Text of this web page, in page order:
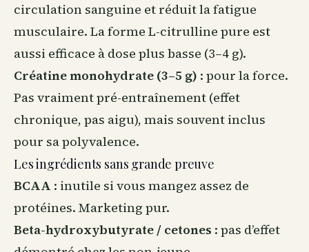
circulation sanguine et réduit la fatigue
musculaire. La forme L-citrulline pure est
aussi efficace à dose plus basse (3–4 g).
Créatine monohydrate (3–5 g) : pour la force.
Pas vraiment pré-entraînement (effet
chronique, pas aigu), mais souvent inclus
pour sa polyvalence.
Les ingrédients sans grande preuve
BCAA : inutile si vous mangez assez de
protéines. Marketing pur.
Beta-hydroxybutyrate / cetones : pas d’effet